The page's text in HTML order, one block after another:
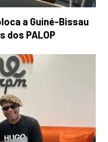
a Guiné-Bissau
dos PALOP